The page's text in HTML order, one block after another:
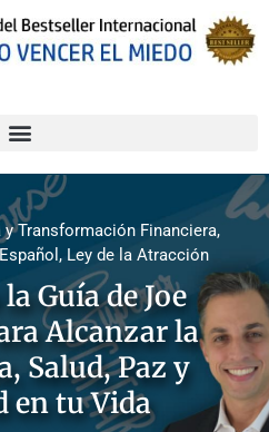
y Transformación Financiera,
, Ley de la Atracción
Guía de Joe
Alcanzar la
Salud, Paz y
en tu Vida